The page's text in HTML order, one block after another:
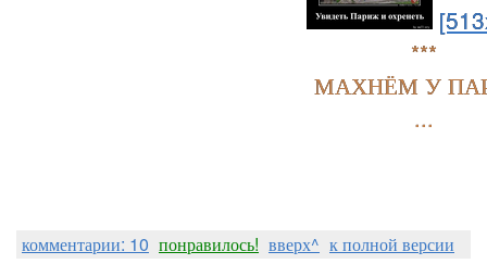
***
МАХНЁМ У
...
комментарии: 10 понравилось! вверх^ к полной версии